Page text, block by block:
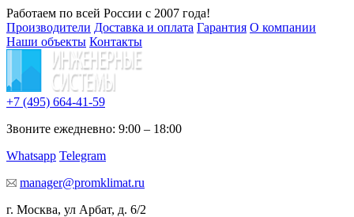
Работаем по всей России с 2007 года!
Производители Доставка и оплата Гарантия О компании
Наши объекты Контакты
+7 (495) 664-41-59
Звоните ежедневно: 9:00 – 18:00
Whatsapp Telegram
manager@promklimat.ru
г. Москва, ул Арбат, д. 6/2